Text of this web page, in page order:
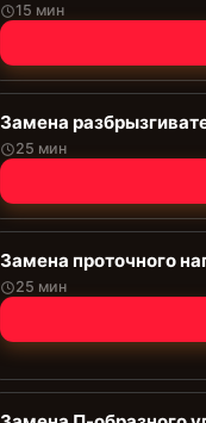
15 мин
Замена
25 мин
Замена проточного
25 мин